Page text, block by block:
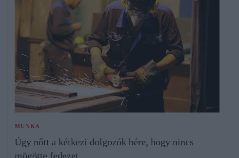
MUNKA
Úgy nőtt a kétkezi dolgozók bére, hogy nincs
mögötte fedezet